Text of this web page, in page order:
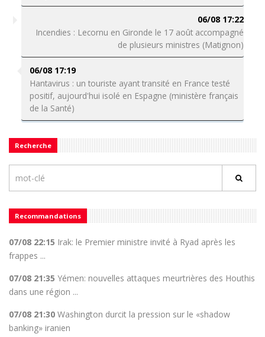
06/08 17:22
Incendies : Lecornu en Gironde le 17 août accompagné
de plusieurs ministres (Matignon)
06/08 17:19
Hantavirus : un touriste ayant transité en France testé
positif, aujourd'hui isolé en Espagne (ministère français
de la Santé)
Recherche
Recommandations
07/08 22:15 Irak: le Premier ministre invité à Ryad après les
frappes ...
07/08 21:35 Yémen: nouvelles attaques meurtrières des Houthis
dans une région ...
07/08 21:30 Washington durcit la pression sur le «shadow
banking» iranien